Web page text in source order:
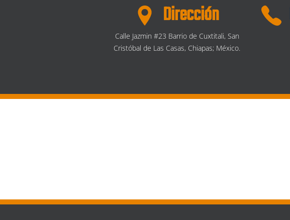
Dirección
Calle Jazmin #23 Barrio de Cuxtitali, San
Cristóbal de Las Casas, Chiapas; México.